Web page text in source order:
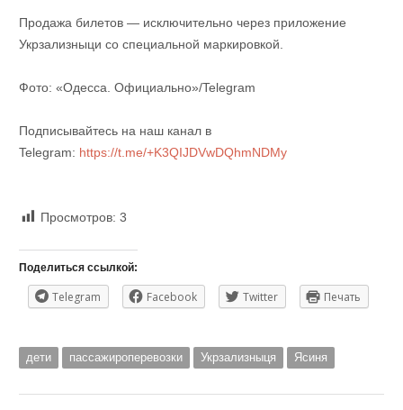
Продажа билетов — исключительно через приложение
Укрзализныци со специальной маркировкой.
Фото: «Одесса. Официально»/Telegram
Подписывайтесь на наш канал в
Telegram: https://t.me/+K3QIJDVwDQhmNDMy
Просмотров: 3
Поделиться ссылкой:
Telegram Facebook Twitter Печать
дети пассажироперевозки Укрзализныця Ясиня